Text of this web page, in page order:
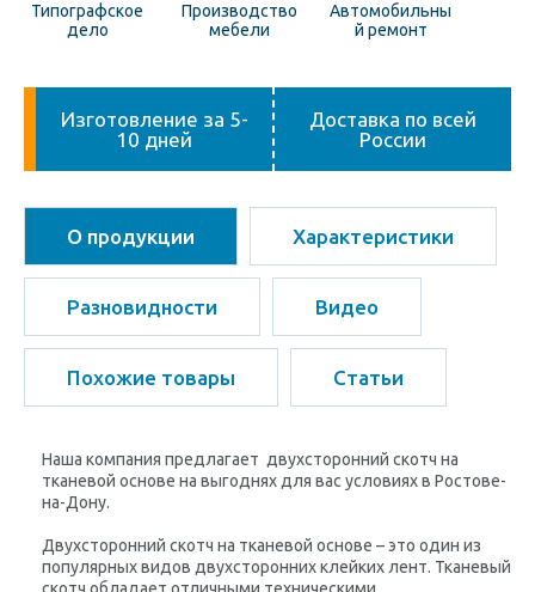
Типографское
дело
Производство
мебели
Автомобильны
й ремонт
Изготовление за 5-
10 дней
Доставка по всей
России
О продукции Характеристики
Разновидности Видео
Похожие товары Статьи
Наша компания предлагает двухсторонний скотч на
тканевой основе на выгоднях для вас условиях в Ростове-
на-Дону.
Двухсторонний скотч на тканевой основе – это один из
популярных видов двухсторонних клейких лент. Тканевый